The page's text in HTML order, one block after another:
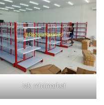
rak minimarket